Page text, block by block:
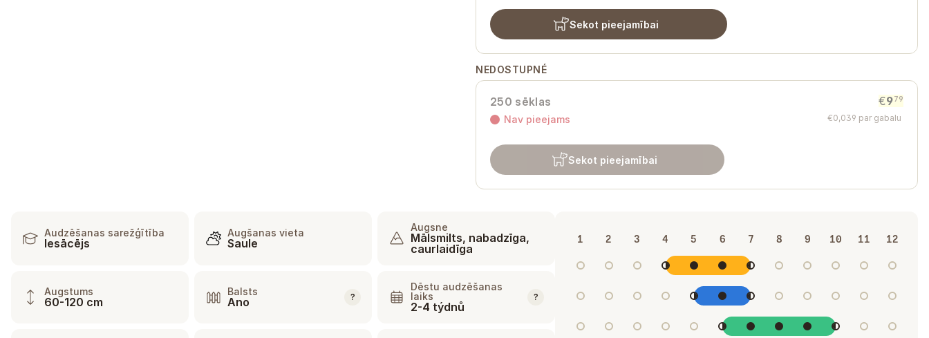
Sekot pieejamībai
NEDOSTUPNÉ
250 sēklas
Nav pieejams
€9 79
€0,039 par gabalu
Sekot pieejamībai
Audzēšanas sarežģītība
Iesācējs
Augšanas vieta
Saule
Augsne
Mālsmilts, nabadzīga,
caurlaidīga
Augstums
60-120 cm
Balsts
Ano ?
Dēstu audzēšanas
laiks
2-4 týdnů
?
1 2 3 4 5 6 7 8 9 10 11 12